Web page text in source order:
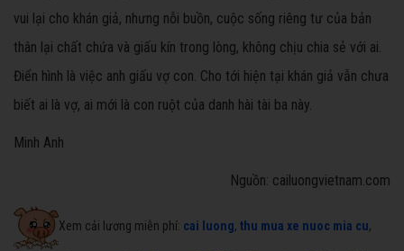
vui lại cho khán giả, nhưng nỗi buồn, cuộc sống riêng tư của bản
thân lại chất chứa và giấu kín trong lòng, không chịu chia sẻ với ai.
Điển hình là việc anh giấu vợ con. Cho tới hiện tại khán giả vẫn chưa
biết ai là vợ, ai mới là con ruột của danh hài tài ba này.
Minh Anh
Nguồn: cailuongvietnam.com
Xem cải lương miễn phí: cai luong, thu mua xe nuoc mia cu,